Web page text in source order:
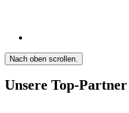
Nach oben scrollen.
Unsere Top-Partner